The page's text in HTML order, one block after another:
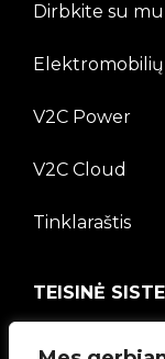
Dirbkite su
V2C Power
V2C Cloud
Tinklaraštis
TEISINĖ
Privatumo